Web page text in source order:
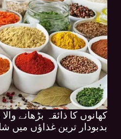
کھانوں کا ذائقہ بڑھانے
بدبودار ترین غذاؤں میں